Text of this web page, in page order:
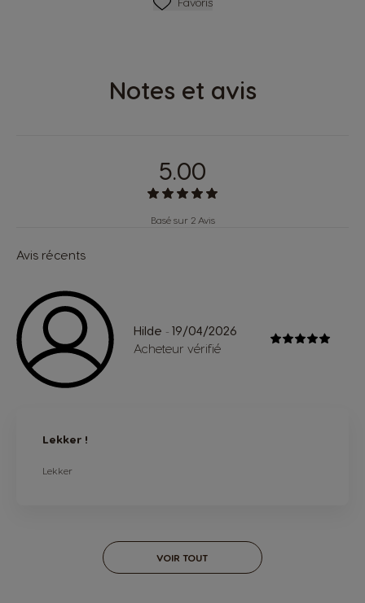
Notes et avis
5.00
Basé sur 2 Avis
Avis récents
Hilde - 19/04/2026
Acheteur vérifié
Lekker !
Lekker
VOIR TOUT